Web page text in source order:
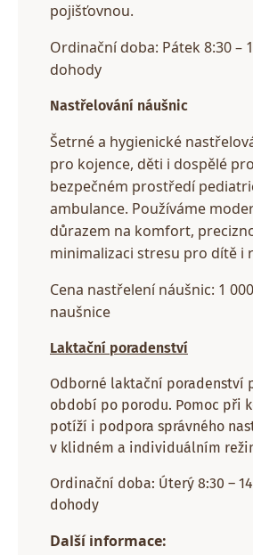
pojišťovnou.
Ordinační doba: Pátek 8:30 –
dohody
Nastřelování náušnic
Šetrné a hygienické
pro kojence, děti i dospělé
bezpečném prostředí
ambulance. Používáme
důrazem na komfort,
minimalizaci stresu pro dítě i
Cena nastřelení náušnic: 1
naušnice
Laktační poradenství
Odborné laktační poradenství
období po porodu. Pomoc při
potíží i podpora správného
v klidném a individuálním
Ordinační doba: Úterý 8:30 –
dohody
Další informace: